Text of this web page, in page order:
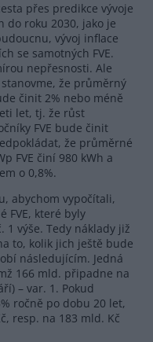
přes predikce vývoje
do roku 2030, jako je
vývoj inflace
se samotných FVE.
nepřesnosti. Ale
že průměrný
činit 2% nebo méně
let, tj. že růst
FVE bude činit
že průměrné
FVE činí 980 kWh a
o 0,8%.
abychom vypočítali,
FVE, které byly
1 výše. Tedy náklady již
to, kolik jich ještě bude
následujícím. Jedná
166 mld. připadne na
– var. 1. Pokud
ročně po dobu 20 let,
resp. na 183 mld. Kč